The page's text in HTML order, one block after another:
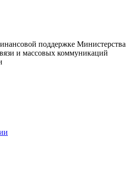
поддержке Министерства
и массовых коммуникаций